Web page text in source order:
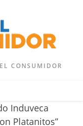
CONSUMIDOR